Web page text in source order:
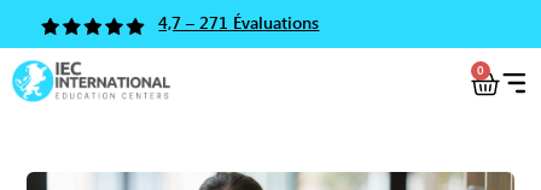
4,7 – 271 Évaluations
0